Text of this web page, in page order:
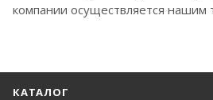
компании осуществляется нашим
КАТАЛОГ